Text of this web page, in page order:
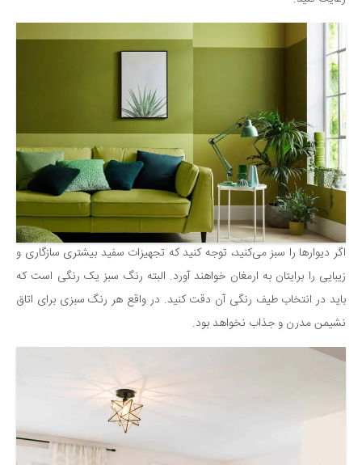
اگر دیوارها را سبز می‌کنید، توجه کنید که تجهیزات سفید بیشتری سازگاری و
زیبایی را برایتان به ارمغان خواهند آورد. البته رنگ سبز یک رنگی است که
باید در انتخاب طیف رنگی آن دقت کنید. در واقع هر رنگ سبزی برای اتاق
نشیمن مدرن و جذاب نخواهد بود.